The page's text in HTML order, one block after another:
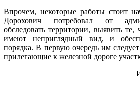
Впрочем, некоторые работы стоит
Дорохович потребовал от
обследовать территории, выявить те,
имеют неприглядный вид, и
порядка. В первую очередь им
прилегающие к железной дороге